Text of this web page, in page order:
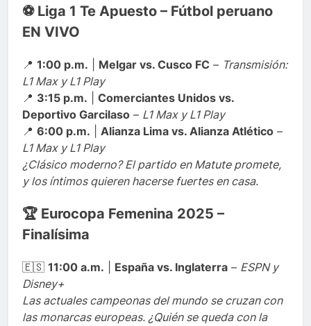
⚽ Liga 1 Te Apuesto – Fútbol peruano
EN VIVO
📍 1:00 p.m. Melgar vs. Cusco FC – Transmisión:
L1 Max y L1 Play
📍 3:15 p.m.
Comerciantes Unidos vs.
Deportivo Garcilaso – L1 Max y L1 Play
📍 6:00 p.m. Alianza Lima vs. Alianza Atlético –
L1 Max y L1 Play
¿Clásico moderno? El partido en Matute promete,
y los íntimos quieren hacerse fuertes en casa.
🏆 Eurocopa Femenina 2025 –
Finalísima
🇪🇸 11:00 a.m. España vs. Inglaterra – ESPN y
Disney+
Las actuales campeonas del mundo se cruzan con
las monarcas europeas. ¿Quién se queda con la